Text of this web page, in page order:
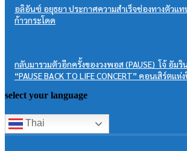
อลิอันซ์ อยุธยา ประกาศความสำเร็จช่องทางตัวแท
ก้าวกระโดด
กลับมารวมตัวอีกครั้งของวงพอส (PAUSE) โจ้ อัมริน
“PAUSE BACK TO LIFE CONCERT” คอนเสิร์ตแห่
select your language
Thai